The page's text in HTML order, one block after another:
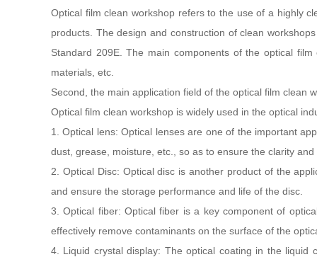
Optical film clean workshop refers to the use of a highly
products. The design and construction of clean
Standard 209E. The main components of the optical
materials, etc.
Second, the main application field of the optical film clean
Optical film clean workshop is widely used in the optical
1. Optical lens: Optical lenses are one of the important
dust, grease, moisture, etc., so as to ensure the clarity
2. Optical Disc: Optical disc is another product of the
and ensure the storage performance and life of the disc.
3. Optical fiber: Optical fiber is a key component of
effectively remove contaminants on the surface of the
4. Liquid crystal display: The optical coating in the